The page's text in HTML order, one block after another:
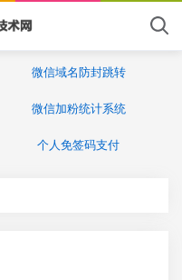
微信域名防封跳转
微信加粉统计系统
个人免签码支付